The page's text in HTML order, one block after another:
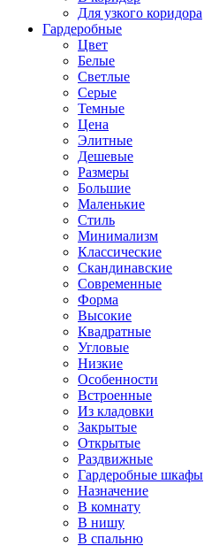
Для узкого коридора
Гардеробные
Цвет
Белые
Светлые
Серые
Темные
Цена
Элитные
Дешевые
Размеры
Большие
Маленькие
Стиль
Минимализм
Классические
Скандинавские
Современные
Форма
Высокие
Квадратные
Угловые
Низкие
Особенности
Встроенные
Из кладовки
Закрытые
Открытые
Раздвижные
Гардеробные шкафы
Назначение
В комнату
В нишу
В спальню